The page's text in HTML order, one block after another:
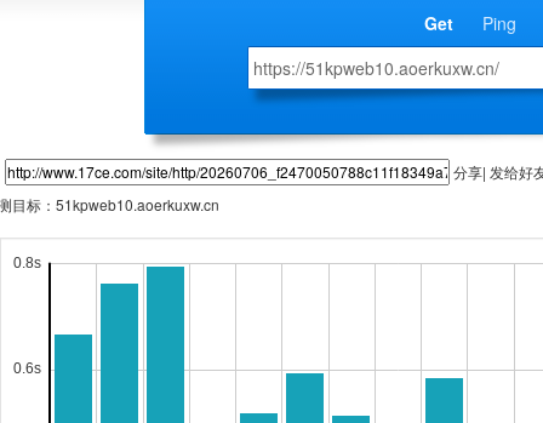
Get Ping
分享| 发给好
目标： 51kpweb10.aoerkuxw.cn